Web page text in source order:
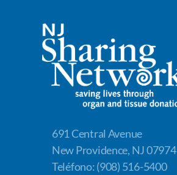
691 Central Avenue
New Providence, NJ 07974
Teléfono: (908) 516-5400